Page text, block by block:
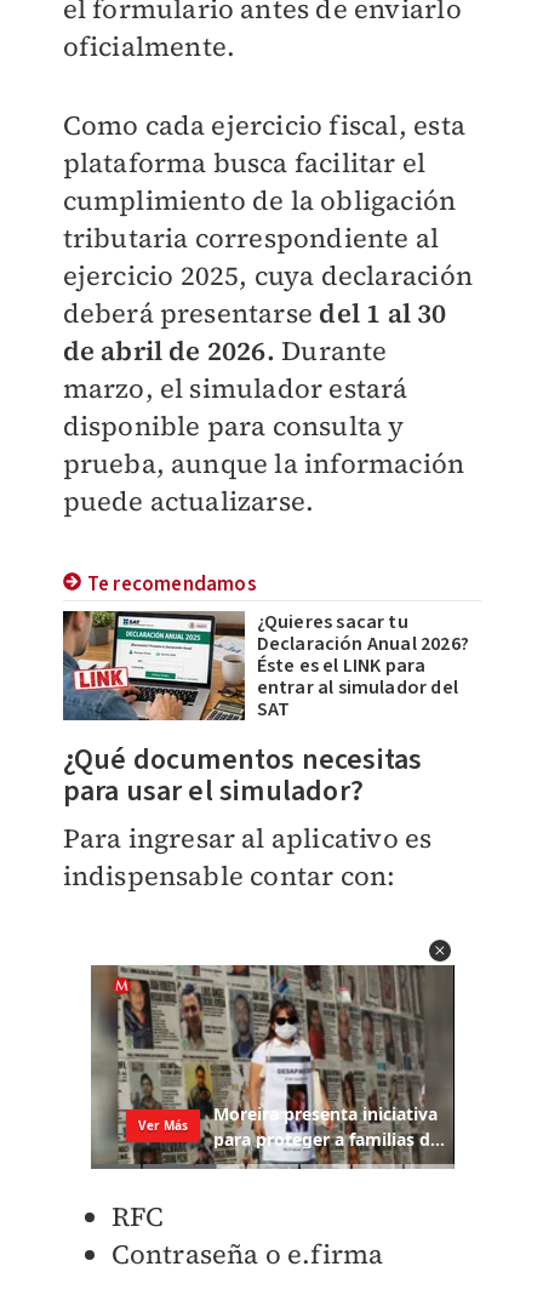
el formulario antes de enviarlo
oficialmente.
Como cada ejercicio fiscal, esta
plataforma busca facilitar el
cumplimiento de la obligación
tributaria correspondiente al
ejercicio 2025, cuya declaración
deberá presentarse del 1 al 30
de abril de 2026. Durante
marzo, el simulador estará
disponible para consulta y
prueba, aunque la información
puede actualizarse.
Te recomendamos
¿Quieres sacar tu
Declaración Anual 2026?
Éste es el LINK para
entrar al simulador del
SAT
¿Qué documentos necesitas
para usar el simulador?
Para ingresar al aplicativo es
indispensable contar con:
RFC
Contraseña o e.firma